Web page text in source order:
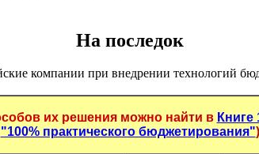
На последок
компании при внедрении технологий
их решения можно найти в
"100% практического бюджетирования")